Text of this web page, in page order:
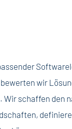
wir
schaffen den